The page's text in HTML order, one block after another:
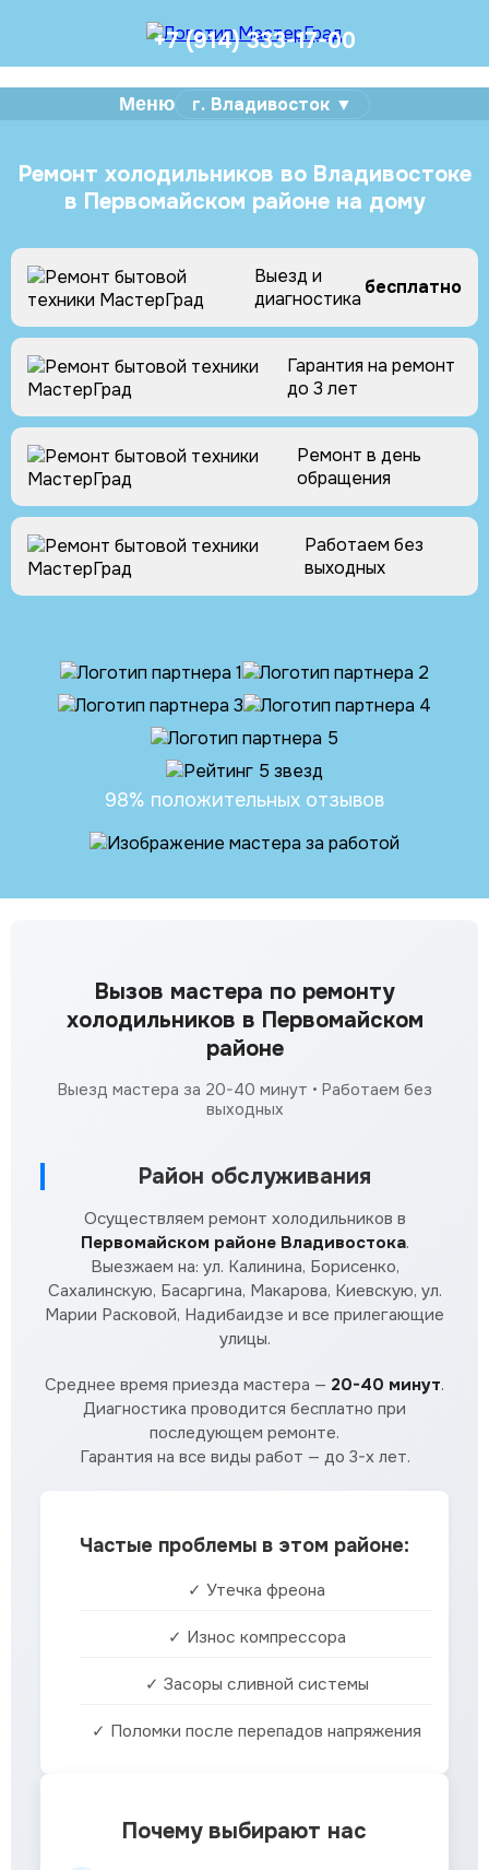
+7 (914) 333-17-00
Меню г. Владивосток ▼
Ремонт холодильников во Владивостоке
в Первомайском районе на дому
Выезд и
диагностика бесплатно
Гарантия на ремонт
до 3 лет
Ремонт в день
обращения
Работаем без
выходных
Партнеры
98% положительных отзывов
Вызов мастера по ремонту
холодильников в Первомайском
районе
Выезд мастера за 20-40 минут • Работаем без
выходных
Район обслуживания
Осуществляем ремонт холодильников в
Первомайском районе Владивостока.
Выезжаем на: ул. Калинина, Борисенко,
Сахалинскую, Басаргина, Макарова, Киевскую, ул.
Марии Расковой, Надибаидзе и все прилегающие
улицы.
Среднее время приезда мастера — 20-40 минут.
Диагностика проводится бесплатно при
последующем ремонте.
Гарантия на все виды работ — до 3-х лет.
Частые проблемы в этом районе:
✓ Утечка фреона
✓ Износ компрессора
✓ Засоры сливной системы
✓ Поломки после перепадов напряжения
Почему выбирают нас